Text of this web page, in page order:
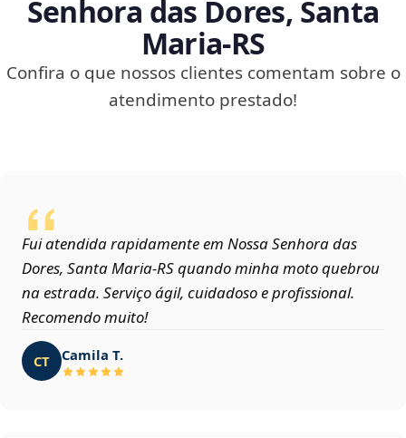
Senhora das Dores, Santa
Maria‑RS
Confira o que nossos clientes comentam sobre o
atendimento prestado!
Fui atendida rapidamente em Nossa Senhora das
Dores, Santa Maria‑RS quando minha moto quebrou
na estrada. Serviço ágil, cuidadoso e profissional.
Recomendo muito!
CT Camila T.